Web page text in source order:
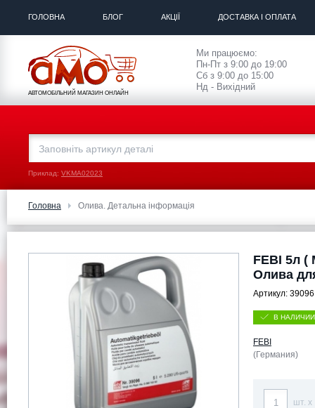
ГОЛОВНА БЛОГ АКЦІЇ ДОСТАВКА І ОПЛАТА
АВТОМОБІЛЬНИЙ МАГАЗИН ОНЛАЙН
Ми працюємо:
Пн-Пт з 9:00 до 19:00
Сб з 9:00 до 15:00
Нд - Вихідний
Приклад: VKMA02023
Головна Олива. Детальна інформація
FEBI 5л (
Олива
Артикул: 39096
В НАЛИЧИИ
FEBI
(Германия)
шт. x